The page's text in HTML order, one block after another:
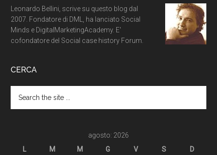
Leonardo Bellini, scrive su questo blog dal
2007. Fondatore di DML, ha lanciato Social
Minds e DigitalMarketingAcademy. E'
cofondatore del Social case history Forum.
CERCA
agosto: 2026
L
M M G V S D